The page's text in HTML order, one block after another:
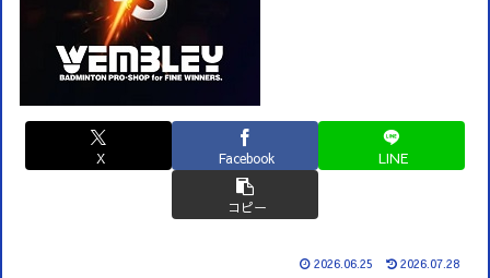
X Facebook LINE
コピー
2026.06.25 2026.07.28